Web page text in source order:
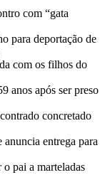
com “gata
para deportação de
com os filhos do
anos após ser preso
concretado
entrega para
pai a marteladas